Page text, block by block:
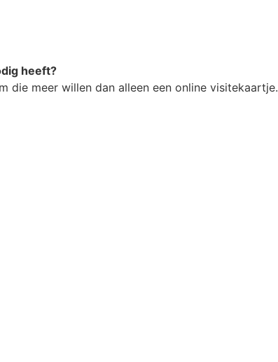
heeft?
die meer willen dan alleen een online visitekaartje.